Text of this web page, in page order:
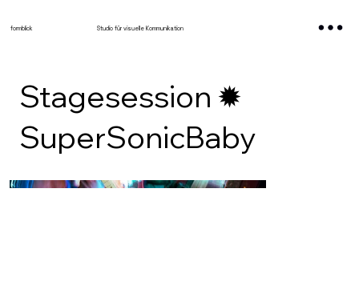
formblick Studio für visuelle Kommunikation
Stagesession ✹
SuperSonicBaby